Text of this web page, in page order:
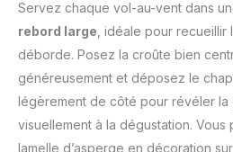
saveur.
de
teneur
en
sauce
utilise
pour
brûler
la
de
du
Servez chaque vol-au-vent dans
rebord large , idéale pour recueillir
déborde. Posez la croûte bien
généreusement et déposez le
légèrement de côté pour révéler la
visuellement à la dégustation.
lamelle d’asperge en décoration